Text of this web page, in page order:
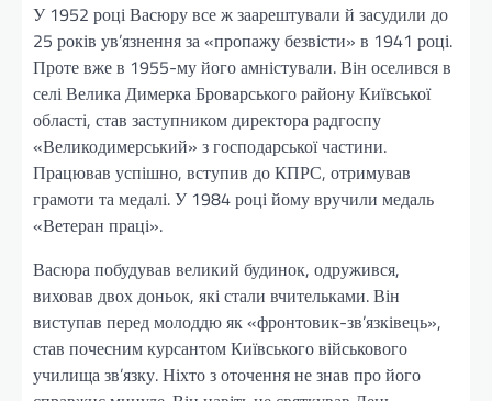
У 1952 році Васюру все ж заарештували й засудили до
25 років ув’язнення за «пропажу безвісти» в 1941 році.
Проте вже в 1955-му його амністували. Він оселився в
селі Велика Димерка Броварського району Київської
області, став заступником директора радгоспу
«Великодимерський» з господарської частини.
Працював успішно, вступив до КПРС, отримував
грамоти та медалі. У 1984 році йому вручили медаль
«Ветеран праці».
Васюра побудував великий будинок, одружився,
виховав двох доньок, які стали вчительками. Він
виступав перед молоддю як «фронтовик-зв’язківець»,
став почесним курсантом Київського військового
училища зв’язку. Ніхто з оточення не знав про його